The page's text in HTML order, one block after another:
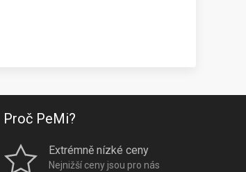
Proč PeMi?
Extrémně nízké ceny
Nejnižší ceny jsou pro nás